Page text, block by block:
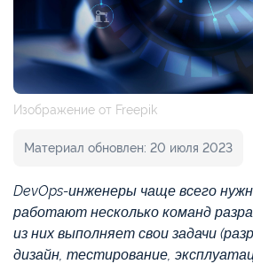
Изображение от Freepik
Материал обновлен: 20 июля 2023
DevOps-инженеры чаще всего
работают несколько команд
из них выполняет свои задачи
дизайн, тестирование,